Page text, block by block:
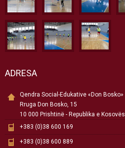
ADRESA
Qendra Social-Edukative «Don Bosko»
Rruga Don Bosko, 15
10 000 Prishtinë - Republika e Kosovës
+383 (0)38 600 169
+383 (0)38 600 889